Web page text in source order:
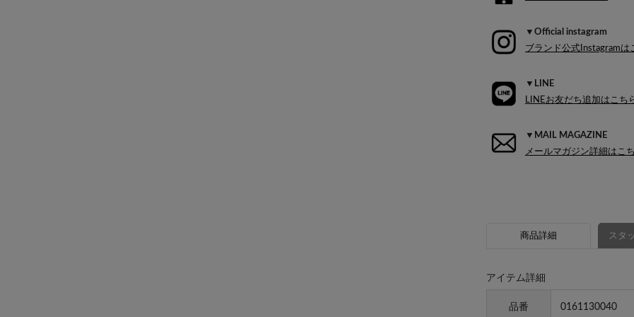
▼Official instagram
ブランド公式Instagramは
▼LINE
LINEお友だち追加はこち
▼MAIL MAGAZINE
メールマガジン詳細はこ
商品詳細 スタ
アイテム詳細
品番 0161130040